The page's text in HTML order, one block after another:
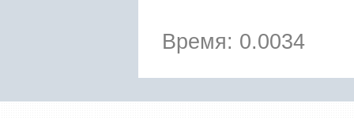
Время: 0.0034